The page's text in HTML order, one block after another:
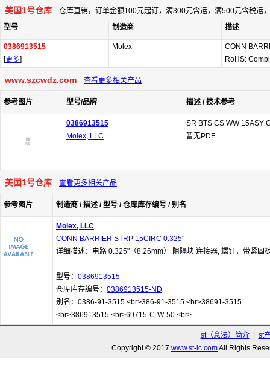
美国1号仓库 仓库直销，订单金额100元起订，满300元含运，满500元含税运
型号
制造商 描述
0386913515
[更多]
Molex
CONN
RoHS:
www.szcwdz.com 查看更多相关产品
参考图片 型号/品牌 描述 / 技术参考
0386913515
Molex, LLC
SR BTS CS WW 15ASY
暂无PDF
美国1号仓库 查看更多相关产品
参考图片 制造商 / 描述 / 型号 / 仓库库存编号 / 别名
Molex, LLC
CONN BARRIER STRP 15CIRC 0.325"
详细描述：电路 0.325"（8.26mm） 阻隔块 连接器, 螺钉，带紧固
型号： 0386913515
仓库库存编号： 0386913515-ND
别名：0386-91-3515 <br>386-91-3515 <br>38691-3515
<br>386913515 <br>69715-C-W-50 <br>
st（意法）简介| st
Copyright © 2017 www.st-ic.comAll Rights